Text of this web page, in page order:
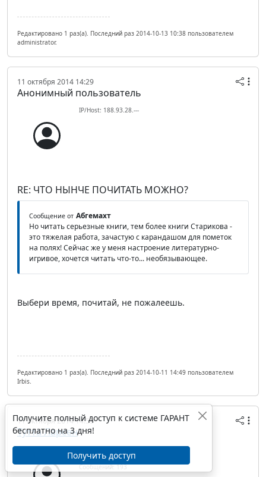
Редактировано 1 раз(а). Последний раз 2014-10-13 10:38 пользователем
administrator.
11 октября 2014 14:29
Анонимный пользователь
IP/Host: 188.93.28.---
RE: ЧТО НЫНЧЕ ПОЧИТАТЬ МОЖНО?
Сообщение от Абгемахт
Но читать серьезные книги, тем более книги Старикова -
это тяжелая работа, зачастую с карандашом для пометок
на полях! Сейчас же у меня настроение литературно-
игривое, хочется читать что-то... необязывающее.
Выбери время, почитай, не пожалеешь.
Редактировано 1 раз(а). Последний раз 2014-10-11 14:49 пользователем
Irbis.
11 октября 2014 14:59
Тутта Ларсен
Дата регистрации: 08.03.2009
Сообщений: 193
Получите полный доступ к системе ГАРАНТ
бесплатно на 3 дня!
Получить доступ